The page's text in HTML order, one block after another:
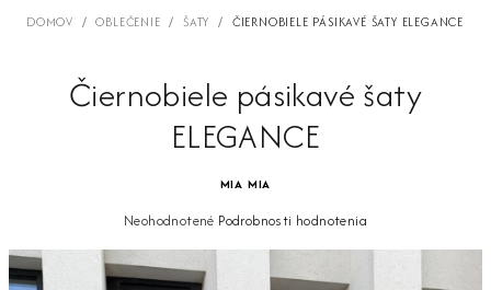
DOMOV / OBLEČENIE / ŠATY / ČIERNOBIELE PÁSIKAVÉ ŠATY ELEGANCE
Čiernobiele pásikavé šaty
ELEGANCE
MIA MIA
Priemerné
produktu
je
Neohodnotené Podrobnosti hodnotenia